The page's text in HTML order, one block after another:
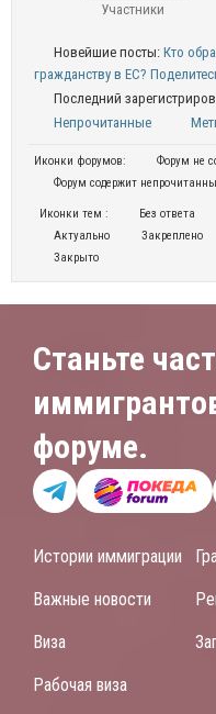
Участники
Новейшие посты: Кто
гражданству в ЕС?
Последний
Непрочитанные
Иконки форумов:
Форум не
Форум содержит
Иконки тем : Без ответа
Актуально
Закреплено
Закрыто
Станьте
форуме.
Истории иммиграции
Важные новости
Виза
Рабочая виза